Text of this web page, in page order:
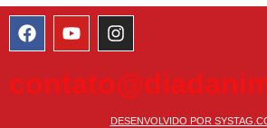
DESENVOLVIDO POR